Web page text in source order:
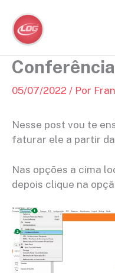
para
conteúdo
05/07/2022 / Por
Nesse post vou te
faturar ele a partir
Nas opções a cima
depois clique na